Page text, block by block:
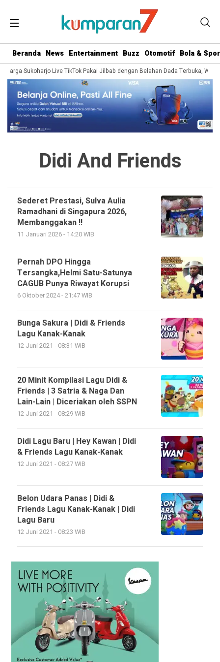
Beranda News Entertainment Buzz Otomotif Bola &
Warga Sukoharjo Live TikTok Pakai Jilbab dengan Belahan Dada Terbuka,
Didi And Friends
Sederet Prestasi, Sulva Aulia
Ramadhani di Singapura 2026,
Membanggakan !!
11 Januari 2026 - 14:20 WIB
Pernah DPO Hingga
Tersangka,Helmi Satu-Satunya
CAGUB Punya Riwayat Korupsi
6 Oktober 2024 - 21:47 WIB
Bunga Sakura | Didi & Friends
Lagu Kanak-Kanak
12 Juni 2021 - 08:31 WIB
20 Minit Kompilasi Lagu Didi &
Friends | 3 Satria & Naga Dan
Lain-Lain | Diceriakan oleh SSPN
12 Juni 2021 - 08:29 WIB
Didi Lagu Baru | Hey Kawan | Didi
& Friends Lagu Kanak-Kanak
12 Juni 2021 - 08:27 WIB
Belon Udara Panas | Didi &
Friends Lagu Kanak-Kanak | Didi
Lagu Baru
12 Juni 2021 - 08:23 WIB